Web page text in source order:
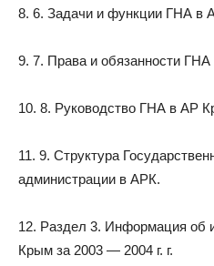
8. 6. Задачи и функции ГНА в
9. 7. Права и обязанности
10. 8. Руководство ГНА в АР
11. 9. Структура
администрации в АРК.
12. Раздел 3. Информация об
Крым за 2003 — 2004 г. г.